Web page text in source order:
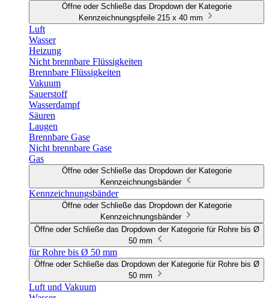
Öffne oder Schließe das Dropdown der Kategorie
Kennzeichnungspfeile 215 x 40 mm
Luft
Wasser
Heizung
Nicht brennbare Flüssigkeiten
Brennbare Flüssigkeiten
Vakuum
Sauerstoff
Wasserdampf
Säuren
Laugen
Brennbare Gase
Nicht brennbare Gase
Gas
Öffne oder Schließe das Dropdown der Kategorie
Kennzeichnungsbänder
Kennzeichnungsbänder
Öffne oder Schließe das Dropdown der Kategorie
Kennzeichnungsbänder
Öffne oder Schließe das Dropdown der Kategorie für Rohre bis Ø
50 mm
für Rohre bis Ø 50 mm
Öffne oder Schließe das Dropdown der Kategorie für Rohre bis Ø
50 mm
Luft und Vakuum